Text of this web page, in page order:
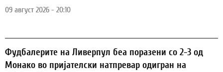
09 август 2026 - 20:10
Фудбалерите на Ливерпул беа поразени со 2-3 од
Монако во пријателски натпревар одигран на